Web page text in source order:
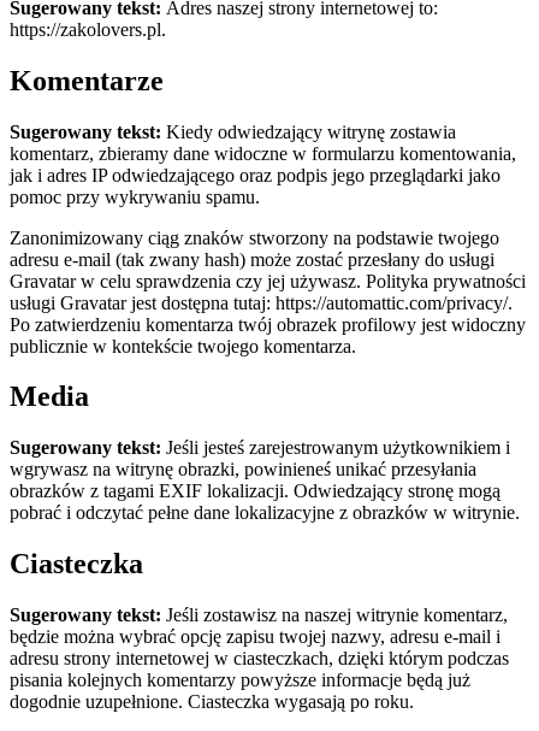
Sugerowany tekst: Adres naszej strony internetowej to:
https://zakolovers.pl.
Komentarze
Sugerowany tekst: Kiedy odwiedzający witrynę zostawia
komentarz, zbieramy dane widoczne w formularzu komentowania,
jak i adres IP odwiedzającego oraz podpis jego przeglądarki jako
pomoc przy wykrywaniu spamu.
Zanonimizowany ciąg znaków stworzony na podstawie twojego
adresu e-mail (tak zwany hash) może zostać przesłany do usługi
Gravatar w celu sprawdzenia czy jej używasz. Polityka prywatności
usługi Gravatar jest dostępna tutaj: https://automattic.com/privacy/.
Po zatwierdzeniu komentarza twój obrazek profilowy jest widoczny
publicznie w kontekście twojego komentarza.
Media
Sugerowany tekst: Jeśli jesteś zarejestrowanym użytkownikiem i
wgrywasz na witrynę obrazki, powinieneś unikać przesyłania
obrazków z tagami EXIF lokalizacji. Odwiedzający stronę mogą
pobrać i odczytać pełne dane lokalizacyjne z obrazków w witrynie.
Ciasteczka
Sugerowany tekst: Jeśli zostawisz na naszej witrynie komentarz,
będzie można wybrać opcję zapisu twojej nazwy, adresu e-mail i
adresu strony internetowej w ciasteczkach, dzięki którym podczas
pisania kolejnych komentarzy powyższe informacje będą już
dogodnie uzupełnione. Ciasteczka wygasają po roku.